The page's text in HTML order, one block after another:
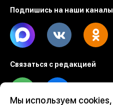
Подпишись на наши каналы
Max
Связаться с редакцией
Tel Email
Мы используем cookies,